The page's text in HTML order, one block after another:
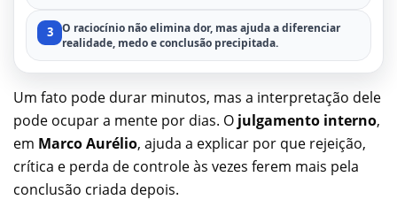
3
O raciocínio não elimina dor, mas ajuda a diferenciar
realidade, medo e conclusão precipitada.
Um fato pode durar minutos, mas a interpretação dele
pode ocupar a mente por dias. O julgamento interno,
em Marco Aurélio, ajuda a explicar por que rejeição,
crítica e perda de controle às vezes ferem mais pela
conclusão criada depois.